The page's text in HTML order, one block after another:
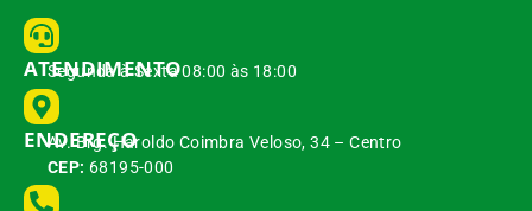
ATENDIMENTO
Segunda à Sexta 08:00 às 18:00
ENDEREÇO
Av. Brg. Haroldo Coimbra Veloso, 34 – Centro
CEP: 68195-000